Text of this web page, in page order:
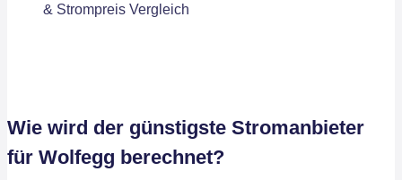
Wie wird der günstigste Stromanbieter
für Wolfegg berechnet?